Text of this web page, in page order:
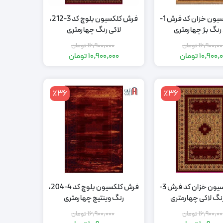
فرش کلکسیون خزان کد فرش 1-
تومان
16,900,000
تومان
بود.
تومان
10,900,000
تومان.
فرش کلکسیون بلوچ کد 3-212،
لاکی رنگ چهارمتری
16,900,000تومان
16,900,000
تومان
بود.
10,900,000تومان
10,900,000
تومان.
٪36
فرش کلکسیون خزان کد فرش 3-
تومان
٪36
فرش کلکسیون بلوچ کد 4-204،
رنگ وینتیج چهارمتری
16,900,000تومان